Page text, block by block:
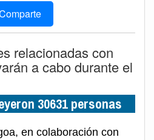
relacionadas con
a cabo durante el
30631 personas
en colaboración con